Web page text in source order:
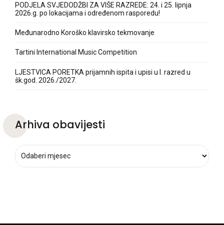
PODJELA SVJEDODŽBI ZA VIŠE RAZREDE: 24. i 25. lipnja
2026.g. po lokacijama i određenom rasporedu!
Međunarodno Koroško klavirsko tekmovanje
Tartini International Music Competition
LJESTVICA PORETKA prijamnih ispita i upisi u I. razred u
šk.god. 2026./2027.
Arhiva obavijesti